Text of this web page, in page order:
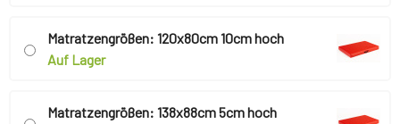
Matratzengrößen: 120x80cm 10cm hoch
Auf Lager
Matratzengrößen: 138x88cm 5cm hoch